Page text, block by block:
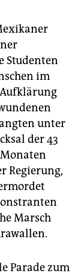
Studenten
im
unter
der 43
Regierung,
Marsch
Parade zum